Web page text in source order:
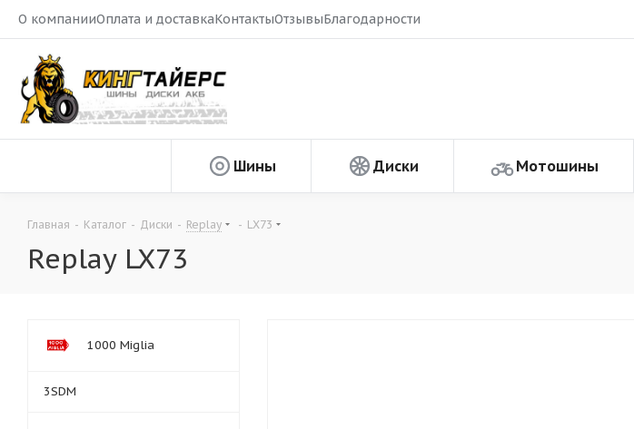
О компанииОплата и доставкаКонтактыОтзывыБлагодарности
Шины Диски Мотошины
Главная - Каталог - Диски - Replay - LX73
Replay LX73
1000 Miglia
3SDM